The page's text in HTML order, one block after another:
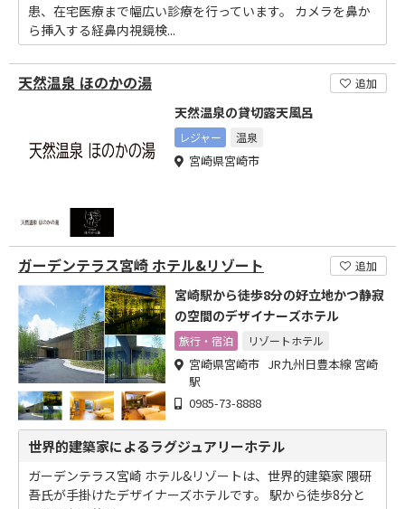
患、在宅医療まで幅広い診療を行っています。 カメラを鼻か
ら挿入する経鼻内視鏡検...
天然温泉 ほのかの湯 追加
天然温泉の貸切露天風呂
レジャー 温泉
宮崎県宮崎市
ガーデンテラス宮崎 ホテル&リゾート 追加
宮崎駅から徒歩8分の好立地かつ静寂
の空間のデザイナーズホテル
旅行・宿泊 リゾートホテル
宮崎県宮崎市 JR九州日豊本線 宮崎
駅
0985-73-8888
世界的建築家によるラグジュアリーホテル
ガーデンテラス宮崎 ホテル&リゾートは、世界的建築家 隈研
吾氏が手掛けたデザイナーズホテルです。 駅から徒歩8分と